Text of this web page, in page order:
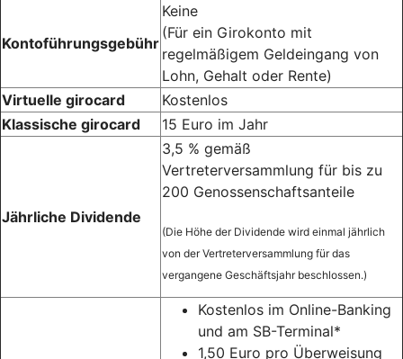
Kontoführungsgebühr
Keine
(Für ein Girokonto mit
regelmäßigem Geldeingang von
Lohn, Gehalt oder Rente)
Virtuelle girocard
Kostenlos
Klassische girocard
15 Euro im Jahr
Jährliche Dividende
3,5 % gemäß
Vertreterversammlung für bis zu
200 Genossenschaftsanteile
(Die Höhe der Dividende wird einmal jährlich
von der Vertreterversammlung für das
vergangene Geschäftsjahr beschlossen.)
Kostenlos im Online-Banking
und am SB-Terminal*
1,50 Euro pro Überweisung